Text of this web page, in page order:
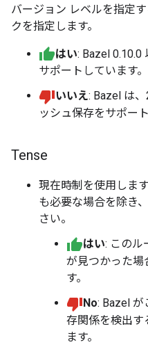
バージョン レベルを指定
クを指定します。
はい: Bazel 0.10.0
サポートしています。
いいえ: Bazel は
ッシュ保存をサポー
Tense
現在時制を使用しま
も必要な場合を除き
さい。
はい: このル
が見つかった場
す。
No: Bazel
存関係を検出す
ます。